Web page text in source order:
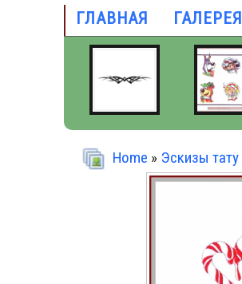
Home » Эскизы тату
ГЛАВНАЯ ГАЛЕРЕЯ